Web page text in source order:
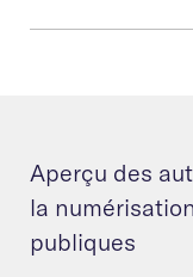
Aperçu des
la
publiques